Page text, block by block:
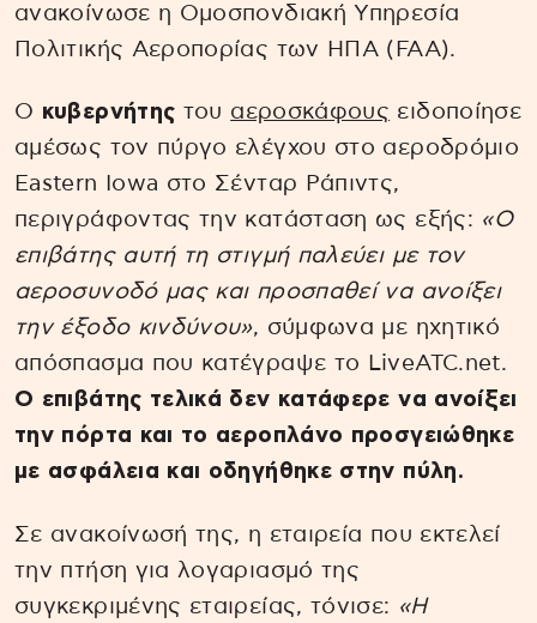
ανακοίνωσε η Ομοσπονδιακή Υπηρεσία
Πολιτικής Αεροπορίας των ΗΠΑ (FAA).
Ο κυβερνήτης του αεροσκάφους ειδοποίησε
αμέσως τον πύργο ελέγχου στο αεροδρόμιο
Eastern Iowa στο Σένταρ Ράπιντς,
περιγράφοντας την κατάσταση ως εξής: «Ο
επιβάτης αυτή τη στιγμή παλεύει με τον
αεροσυνοδό μας και προσπαθεί να ανοίξει
την έξοδο κινδύνου», σύμφωνα με ηχητικό
απόσπασμα που κατέγραψε το LiveATC.net.
Ο επιβάτης τελικά δεν κατάφερε να ανοίξει
την πόρτα και το αεροπλάνο προσγειώθηκε
με ασφάλεια και οδηγήθηκε στην πύλη.
Σε ανακοίνωσή της, η εταιρεία που εκτελεί
την πτήση για λογαριασμό της
συγκεκριμένης εταιρείας, τόνισε: «Η